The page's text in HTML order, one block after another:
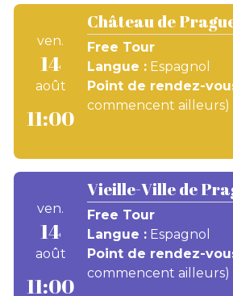
ven.
14
août
11:00
Château de
Free Tour
Langue : Espagnol
Point de rendez-
commencent ailleurs)
ven.
14
août
11:00
Vieille-Ville de
Free Tour
Langue : Espagnol
Point de rendez-
commencent ailleurs)